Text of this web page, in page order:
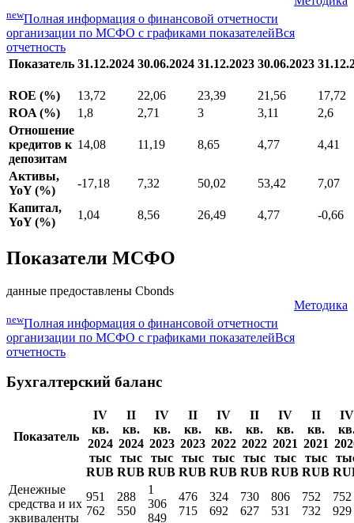
newПолная информация о финансовой отчетности
организации по МСФО с графиками показателейВся
отчетность
Показатель 31.12.2024 30.06.2024 31.12.2023 30.06.2023
ROE (%) 13,72 22,06 23,39 21,56
17,72
ROA (%)
1,8 2,71 3 3,11
2,6
Отношение
кредитов к
депозитам
14,08 11,19 8,65 4,77 4,41
Активы,
YoY (%)
-17,18 7,32 50,02 53,42
7,07
Капитал,
YoY (%)
1,04 8,56 26,49 4,77 -0,66
Показатели МСФО
данные предоставлены Cbonds
Методика
newПолная информация о финансовой отчетности
организации по МСФО с графиками показателейВся
отчетность
Бухгалтерский баланс
Показатель
IV
кв.
2024
тыс
RUB
II
кв.
2024
тыс
RUB
IV
кв.
2023
тыс
RUB
II
кв.
2023
тыс
RUB
IV
кв.
2022
тыс
RUB
II
кв.
2022
тыс
RUB
IV
кв.
2021
тыс
RUB
II
кв.
2021
тыс
RUB
IV
Денежные
средства и их
эквиваленты
951
762
288
550
1
306
849
476
715
324
692
730
627
806
531
752
732
752
929